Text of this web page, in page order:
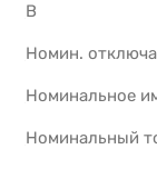
В
Номин.
Номинальное
Номинальный